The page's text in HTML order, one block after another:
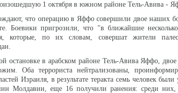
1 октября в южном районе Тель-Авива -
что операцию в Яффо совершили двое наших
Боевики пригрозили, что "в ближайшие
которые, по их словам, совершат жители
остановке в арабском районе Тель-Авива Яффо,
Оба террориста нейтрализованы,
Израиля, в результате теракта семь человек были
Молдавии, еще 16 получили ранения: среди